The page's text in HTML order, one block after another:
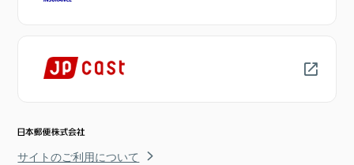
サイトのご利用について